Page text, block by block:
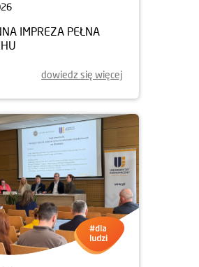
IMPREZA PEŁNA
dowiedz się więcej